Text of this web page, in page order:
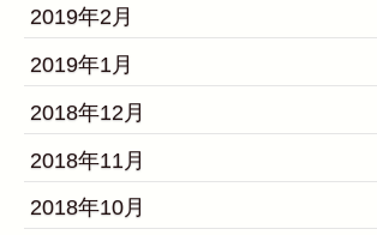
2019年2月
2019年1月
2018年12月
2018年11月
2018年10月